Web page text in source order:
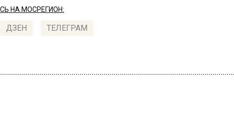
НА МОСРЕГИОН:
ДЗЕН ТЕЛЕГРАМ